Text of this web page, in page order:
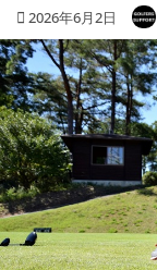
2026年6月2日